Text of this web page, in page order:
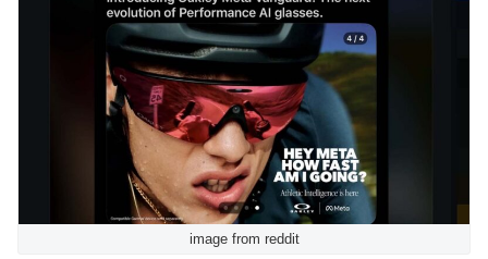
image from reddit